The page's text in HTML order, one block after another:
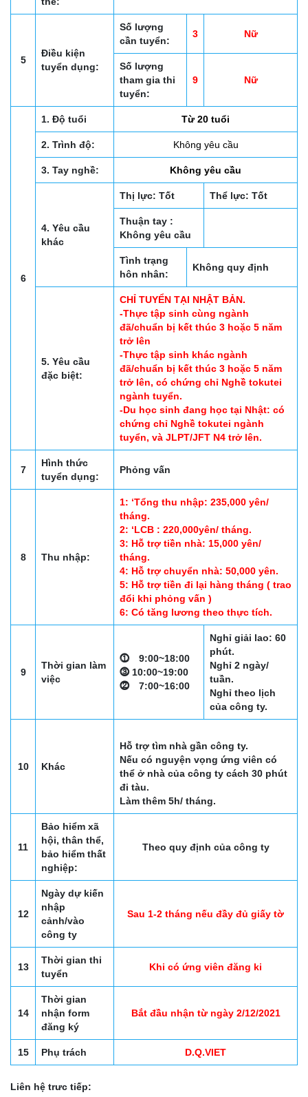
5
Điều kiện
tuyển dụng:
Số lượng
cần tuyển:
3 Nữ
Số lượng
tham gia thi
tuyển:
9 Nữ
6
1. Độ tuổi Từ 20 tuổi
2. Trình độ: Không yêu cầu
3. Tay nghề: Không yêu cầu
4. Yêu cầu
khác
Thị lực: Tốt Thể lực: Tốt
Thuận tay :
Không yêu cầu
Tình trạng
hôn nhân:
Không quy định
5. Yêu cầu
đặc biệt:
CHỈ TUYỂN TẠI NHẬT BẢN.
-Thực tập sinh cùng ngành
đã/chuẩn bị kết thúc 3 hoặc 5 năm
trở lên
-Thực tập sinh khác ngành
đã/chuẩn bị kết thúc 3 hoặc 5 năm
trở lên, có chứng chỉ Nghề tokutei
ngành tuyển.
-Du học sinh đang học tại Nhật: có
chứng chỉ Nghề tokutei ngành
tuyển, và JLPT/JFT N4 trở lên.
7
Hình thức
tuyển dụng:
Phỏng vấn
8 Thu nhập:
1: ‘Tổng thu nhập: 235,000 yên/
tháng.
2: ‘LCB : 220,000yên/ tháng.
3: Hỗ trợ tiền nhà: 15,000 yên/
tháng.
4: Hỗ trợ chuyển nhà: 50,000 yên.
5: Hỗ trợ tiền đi lại hàng tháng ( trao
đổi khi phỏng vấn )
6: Có tăng lương theo thực tích.
9
Thời gian làm
việc
⓵ 9:00~18:00
⓷ 10:00~19:00
⓶ 7:00~16:00
Nghỉ giải lao: 60
phút.
Nghỉ 2 ngày/
tuần.
Nghỉ theo lịch
của công ty.
10 Khác
Hỗ trợ tìm nhà gần công ty.
Nếu có nguyện vọng ứng viên có
thể ở nhà của công ty cách 30 phút
đi tàu.
Làm thêm 5h/ tháng.
11
Bảo hiểm xã
hội, thân thể,
bảo hiểm thất
nghiệp:
Theo quy định của công ty
12
Ngày dự kiến
nhập
cảnh/vào
công ty
Sau 1-2 tháng nếu đầy đủ giấy tờ
13
Thời gian thi
tuyển
Khi có ứng viên đăng ki
14
Thời gian
nhận form
đăng ký
Bắt đầu nhận từ ngày 2/12/2021
15 Phụ trách D.Q.VIET
Liên hệ trưc tiếp: